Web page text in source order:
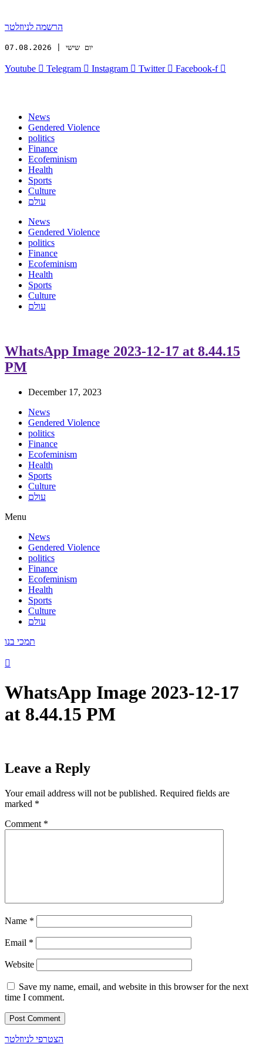
הרשמה לניוזלטר
יום שישי | 07.08.2026
Youtube Telegram Instagram Twitter Facebook-f
News
Gendered Violence
politics
Finance
Ecofeminism
Health
Sports
Culture
עולם
News
Gendered Violence
politics
Finance
Ecofeminism
Health
Sports
Culture
עולם
WhatsApp Image 2023-12-17 at 8.44.15
PM
December 17, 2023
News
Gendered Violence
politics
Finance
Ecofeminism
Health
Sports
Culture
עולם
Menu
News
Gendered Violence
politics
Finance
Ecofeminism
Health
Sports
Culture
עולם
תמכי בנו
WhatsApp Image 2023-12-17
at 8.44.15 PM
Leave a Reply
Your email address will not be published. Required fields are
marked *
Comment *
Name *
Email *
Website
Save my name, email, and website in this browser for the next
time I comment.
הצטרפי לניוזלטר